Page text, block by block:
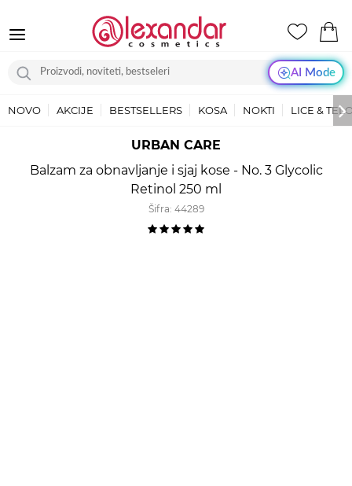
AI Mode
NOVO AKCIJE BESTSELLERS KOSA NOKTI LICE &
URBAN CARE
Balzam za obnavljanje i sjaj kose - No. 3 Glycolic
Retinol 250 ml
Šifra: 44289